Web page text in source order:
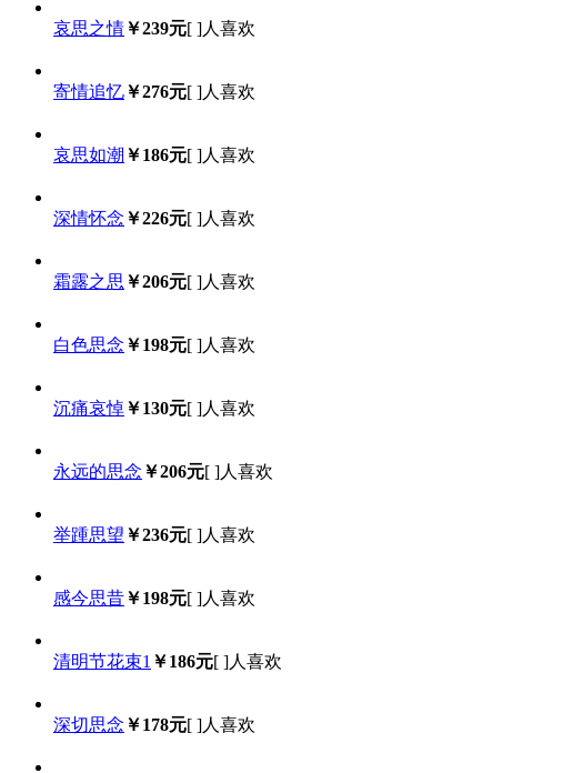
哀思之情￥239元[ ]人喜欢
寄情追忆￥276元[ ]人喜欢
哀思如潮 ￥186元[ ]人喜欢
深情怀念 ￥226元[ ]人喜欢
霜露之思 ￥206元[ ]人喜欢
白色思念 ￥198元[ ]人喜欢
沉痛哀悼￥130元[ ]人喜欢
永远的思念 ￥206元[ ]人喜欢
举踵思望 ￥236元[ ]人喜欢
感今思昔￥198元[ ]人喜欢
清明节花束1 ￥186元[ ]人喜欢
深切思念 ￥178元[ ]人喜欢